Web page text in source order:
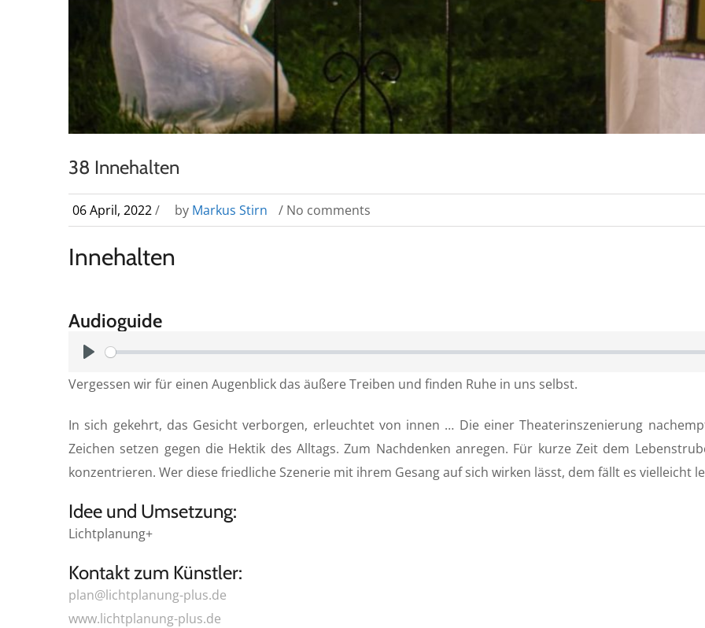
38 Innehalten
06 April, 2022/ by Markus Stirn / No comments
Innehalten
Audioguide
l
y
Vergessen wir für einen Augenblick das äußere Treiben und finden Ruhe in uns selbst.
In sich gekehrt, das Gesicht verborgen, erleuchtet von innen … Die einer Theaterinszenierung
Zeichen setzen gegen die Hektik des Alltags. Zum Nachdenken anregen. Für kurze Zeit dem
konzentrieren. Wer diese friedliche Szenerie mit ihrem Gesang auf sich wirken lässt, dem fällt es vielleicht
Idee und Umsetzung:
Lichtplanung+
Kontakt zum Künstler:
plan@lichtplanung-plus.de
www.lichtplanung-plus.de